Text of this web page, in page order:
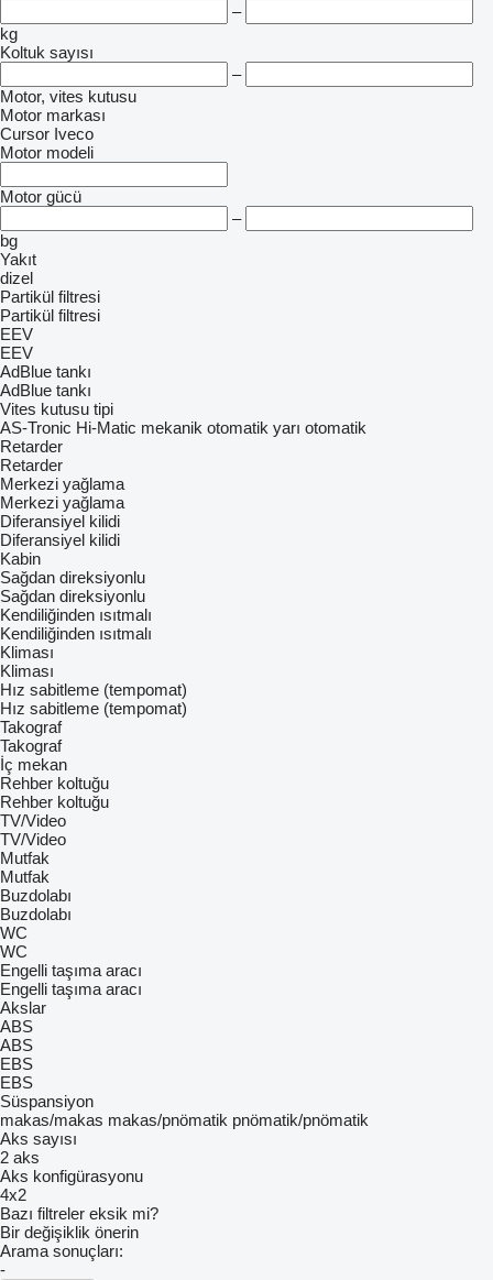
–
kg
Koltuk sayısı
–
Motor, vites kutusu
Motor markası
Cursor Iveco
Motor modeli
Motor gücü
–
bg
Yakıt
dizel
Partikül filtresi
Partikül filtresi
EEV
EEV
AdBlue tankı
AdBlue tankı
Vites kutusu tipi
AS-Tronic Hi-Matic mekanik otomatik yarı otomatik
Retarder
Retarder
Merkezi yağlama
Merkezi yağlama
Diferansiyel kilidi
Diferansiyel kilidi
Kabin
Sağdan direksiyonlu
Sağdan direksiyonlu
Kendiliğinden ısıtmalı
Kendiliğinden ısıtmalı
Kliması
Kliması
Hız sabitleme (tempomat)
Hız sabitleme (tempomat)
Takograf
Takograf
İç mekan
Rehber koltuğu
Rehber koltuğu
TV/Video
TV/Video
Mutfak
Mutfak
Buzdolabı
Buzdolabı
WC
WC
Engelli taşıma aracı
Engelli taşıma aracı
Akslar
ABS
ABS
EBS
EBS
Süspansiyon
makas/makas makas/pnömatik pnömatik/pnömatik
Aks sayısı
2 aks
Aks konfigürasyonu
4x2
Bazı filtreler eksik mi?
Bir değişiklik önerin
Arama sonuçları:
-